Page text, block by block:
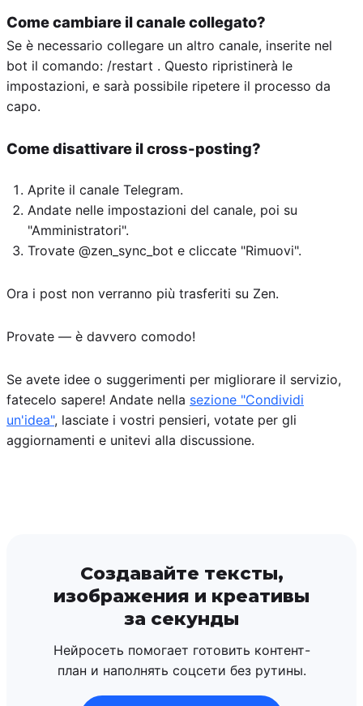
Come cambiare il canale collegato?
Se è necessario collegare un altro canale, inserite nel
bot il comando: /restart . Questo ripristinerà le
impostazioni, e sarà possibile ripetere il processo da
capo.
Come disattivare il cross-posting?
Aprite il canale Telegram.
Andate nelle impostazioni del canale, poi su
"Amministratori".
Trovate @zen_sync_bot e cliccate "Rimuovi".
Ora i post non verranno più trasferiti su Zen.
Provate — è davvero comodo!
Se avete idee o suggerimenti per migliorare il servizio,
fatecelo sapere! Andate nella sezione "Condividi
un'idea", lasciate i vostri pensieri, votate per gli
aggiornamenti e unitevi alla discussione.
Создавайте тексты,
изображения и креативы
за секунды
Нейросеть помогает готовить контент-
план и наполнять соцсети без рутины.